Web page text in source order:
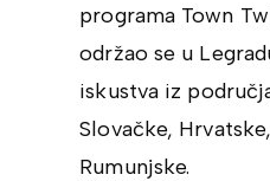
programa Town
održao se u
iskustva iz
Slovačke,
Rumunjske.